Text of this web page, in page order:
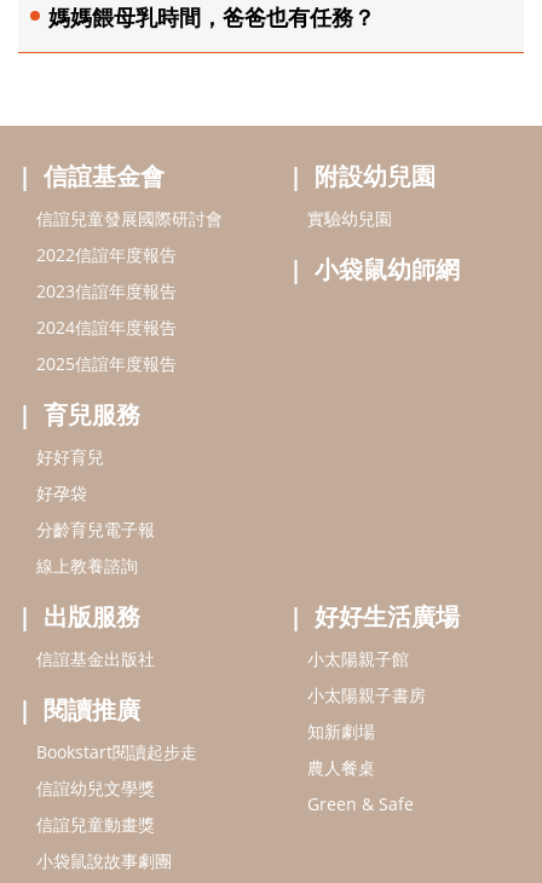
媽媽餵母乳時間，爸爸也有任務？
信誼基金會
信誼兒童發展國際研討會
2022信誼年度報告
2023信誼年度報告
2024信誼年度報告
2025信誼年度報告
育兒服務
好好育兒
好孕袋
分齡育兒電子報
線上教養諮詢
附設幼兒園
實驗幼兒園
小袋鼠幼師網
出版服務
信誼基金出版社
閱讀推廣
Bookstart閱讀起步走
信誼幼兒文學獎
信誼兒童動畫獎
小袋鼠說故事劇團
好好生活廣場
小太陽親子館
小太陽親子書房
知新劇場
農人餐桌
Green & Safe